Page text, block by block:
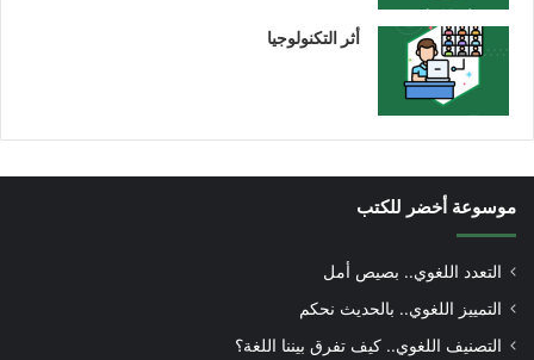
أثر التكنولوجيا
موسوعة أخضر للكتب
التعدد اللغوي.. بصيص أمل
التمييز اللغوي.. بالحديث نحكم
التصنيف اللغوي.. كيف تفرق بيننا اللغة؟